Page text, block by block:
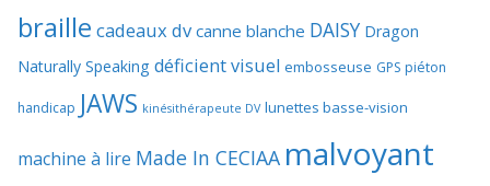
braille cadeaux dv canne blanche DAISY Dragon
Naturally Speaking déficient visuel embosseuse GPS piéton
handicap JAWS kinésithérapeute DV lunettes basse-vision
machine à lire Made In CECIAA malvoyant